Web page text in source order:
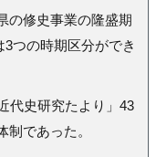
の修史事業の隆盛期
3つの時期区分ができ
代史研究たより」 43
であった。